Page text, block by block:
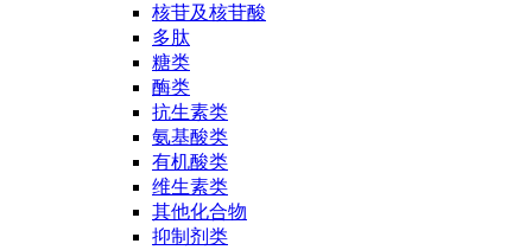
核苷及核苷酸
多肽
糖类
酶类
抗生素类
氨基酸类
有机酸类
维生素类
其他化合物
抑制剂类